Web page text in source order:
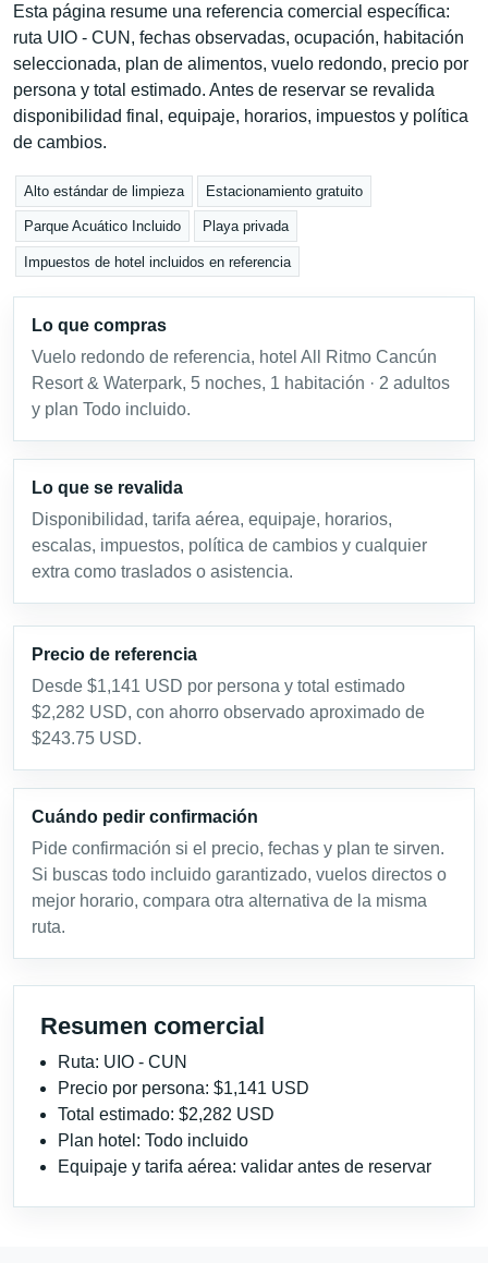
Esta página resume una referencia comercial específica:
ruta UIO - CUN, fechas observadas, ocupación, habitación
seleccionada, plan de alimentos, vuelo redondo, precio por
persona y total estimado. Antes de reservar se revalida
disponibilidad final, equipaje, horarios, impuestos y política
de cambios.
Alto estándar de limpieza Estacionamiento gratuito
Parque Acuático Incluido Playa privada
Impuestos de hotel incluidos en referencia
Lo que compras
Vuelo redondo de referencia, hotel All Ritmo Cancún
Resort & Waterpark, 5 noches, 1 habitación · 2 adultos
y plan Todo incluido.
Lo que se revalida
Disponibilidad, tarifa aérea, equipaje, horarios,
escalas, impuestos, política de cambios y cualquier
extra como traslados o asistencia.
Precio de referencia
Desde $1,141 USD por persona y total estimado
$2,282 USD, con ahorro observado aproximado de
$243.75 USD.
Cuándo pedir confirmación
Pide confirmación si el precio, fechas y plan te sirven.
Si buscas todo incluido garantizado, vuelos directos o
mejor horario, compara otra alternativa de la misma
ruta.
Resumen comercial
Ruta: UIO - CUN
Precio por persona: $1,141 USD
Total estimado: $2,282 USD
Plan hotel: Todo incluido
Equipaje y tarifa aérea: validar antes de reservar